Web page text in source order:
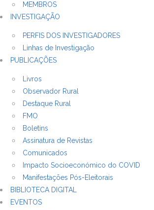
MEMBROS
INVESTIGAÇÃO
PERFIS DOS INVESTIGADORES
Linhas de Investigação
PUBLICAÇÕES
Livros
Observador Rural
Destaque Rural
FMO
Boletins
Assinatura de Revistas
Comunicados
Impacto Socioeconómico do COVID
Manifestações Pós-Eleitorais
BIBLIOTECA DIGITAL
EVENTOS